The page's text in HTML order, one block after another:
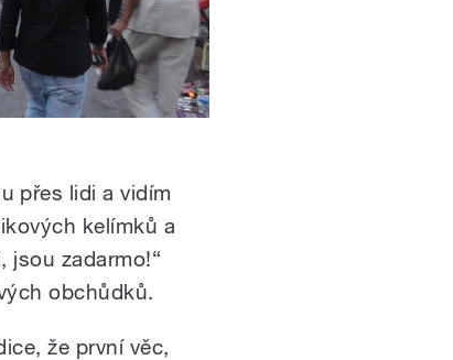
přes lidi a vidím
kelímků a
jsou zadarmo!“
obchůdků.
že první věc,